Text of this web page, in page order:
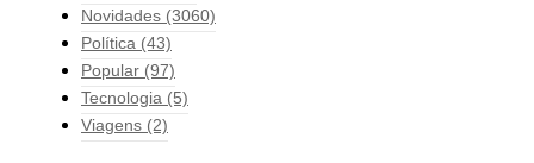
Novidades (3060)
Política (43)
Popular (97)
Tecnologia (5)
Viagens (2)